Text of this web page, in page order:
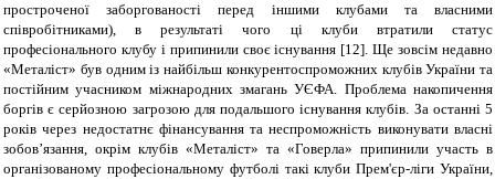
простроченої заборгованості перед іншими клубами та власними
співробітниками), в результаті чого ці клуби втратили статус
професіонального клубу і припинили своє існування [12]. Ще зовсім недавно
«Металіст» був одним із найбільш конкурентоспроможних клубів України та
постійним учасником міжнародних змагань УЄФА. Проблема накопичення
боргів є серйозною загрозою для подальшого існування клубів. За останні 5
років через недостатнє фінансування та неспроможність виконувати власні
зобов’язання, окрім клубів «Металіст» та «Говерла» припинили участь в
організованому професіональному футболі такі клуби Прем'єр-ліги України,